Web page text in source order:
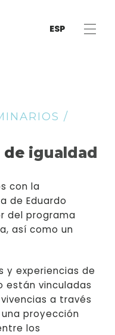
ESP
/
igualdad
con la
de Eduardo
del programa
así como un
y experiencias de
están vinculadas
a través
proyección
los